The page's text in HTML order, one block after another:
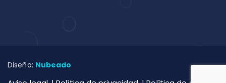
Diseño: Nubeado